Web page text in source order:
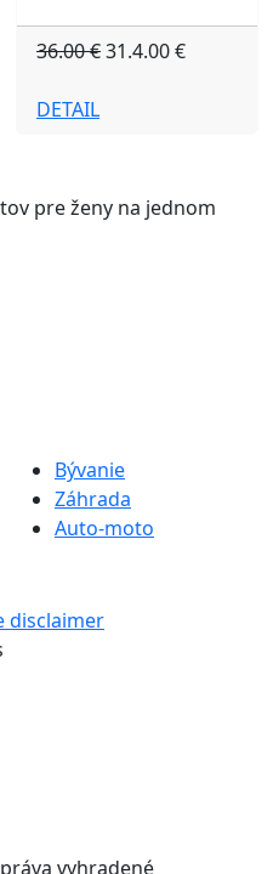
36.00 €31.4.00 €
DETAIL
pre ženy na jednom
Bývanie
Záhrada
Auto-moto
disclaimer
vyhradené